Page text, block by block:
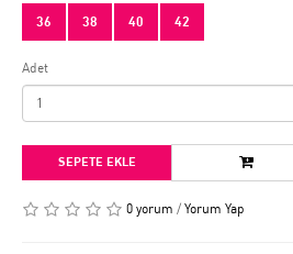
36 38 40 42
Adet
SEPETE EKLE
0 yorum / Yorum Yap